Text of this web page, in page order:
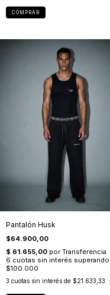
COMPRAR
Pantalón Husk
$64.900,00
3 cuotas sin interés de $21.633,33